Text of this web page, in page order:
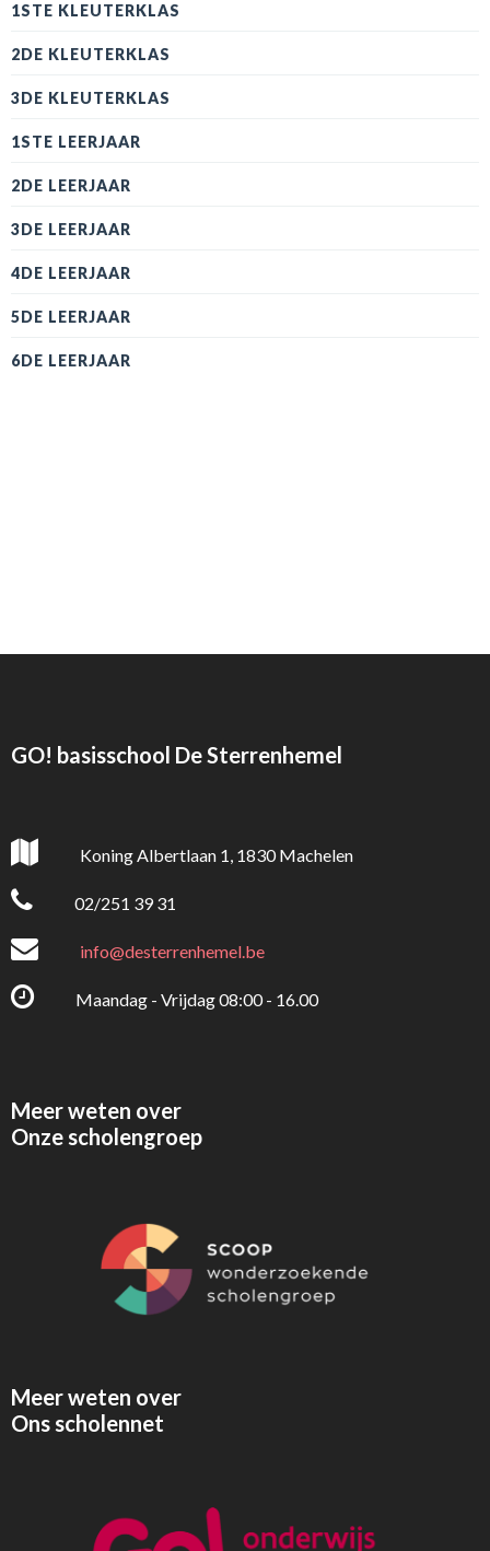
1STE KLEUTERKLAS
2DE KLEUTERKLAS
3DE KLEUTERKLAS
1STE LEERJAAR
2DE LEERJAAR
3DE LEERJAAR
4DE LEERJAAR
5DE LEERJAAR
6DE LEERJAAR
GO! basisschool De Sterrenhemel
Koning Albertlaan 1, 1830 Machelen
02/251 39 31
info@desterrenhemel.be
Maandag - Vrijdag 08:00 - 16.00
Meer weten over
Onze scholengroep
Meer weten over
Ons scholennet